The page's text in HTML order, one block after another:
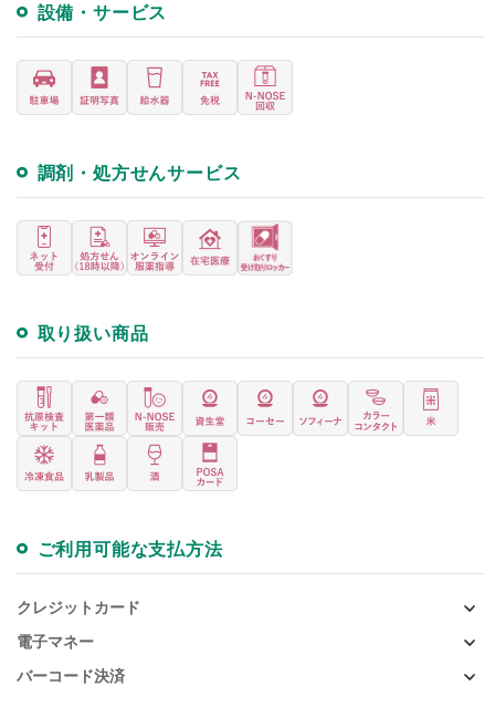
設備・サービス
調剤・処方せんサービス
取り扱い商品
ご利用可能な支払方法
クレジットカード
電子マネー
バーコード決済